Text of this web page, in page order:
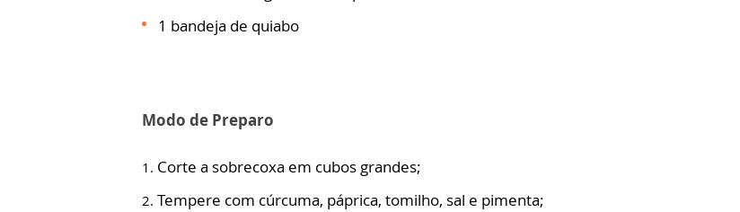
1 bandeja de quiabo
Modo de Preparo
Corte a sobrecoxa em cubos grandes;
Tempere com cúrcuma, páprica, tomilho, sal e pimenta;